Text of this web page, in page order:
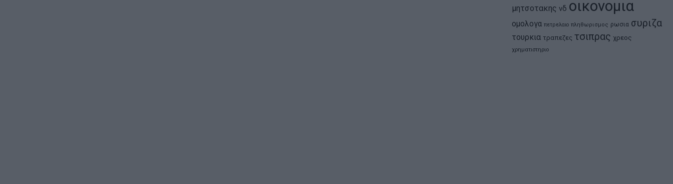
μητσοτακης νδ οικονομια
ομολογα πετρελαιο πληθωρισμος ρωσια συριζα
τουρκια τραπεζες τσιπρας χρεος
χρηματιστηριο